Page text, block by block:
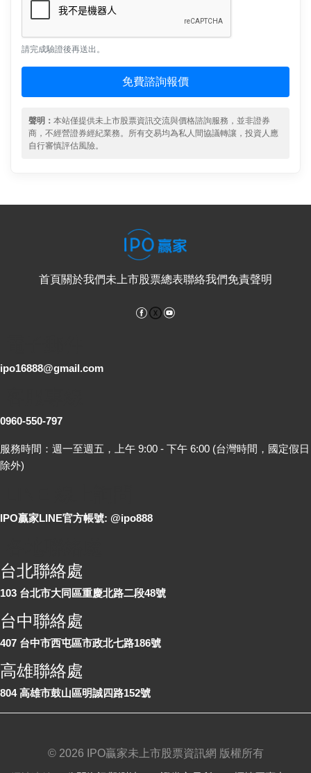
請完成驗證後再送出。
免費諮詢報價
聲明： 本站僅提供未上市股票資訊交流與價格諮詢服務，並非證券
商，不經營證券經紀業務。所有交易均為私人間協議轉讓，投資人應
自行審慎評估風險。
首頁關於我們未上市股票總表聯絡我們免責聲明
Facebook
ipo16888@gmail.com
0960-550-797
服務時間：週一至週五，上午 9:00 - 下午 6:00 (台灣時間，國定假日
除外)
IPO贏家LINE官方帳號: @ipo888
台北聯絡處
103 台北市大同區重慶北路二段48號
台中聯絡處
407 台中市西屯區市政北七路186號
高雄聯絡處
804 高雄市鼓山區明誠四路152號
© 2026 IPO贏家未上市股票資訊網 版權所有